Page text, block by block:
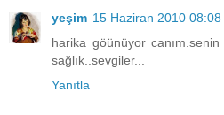
yeşim 15 Haziran 2010 08:08
harika göünüyor
sağlık..sevgiler...
Yanıtla